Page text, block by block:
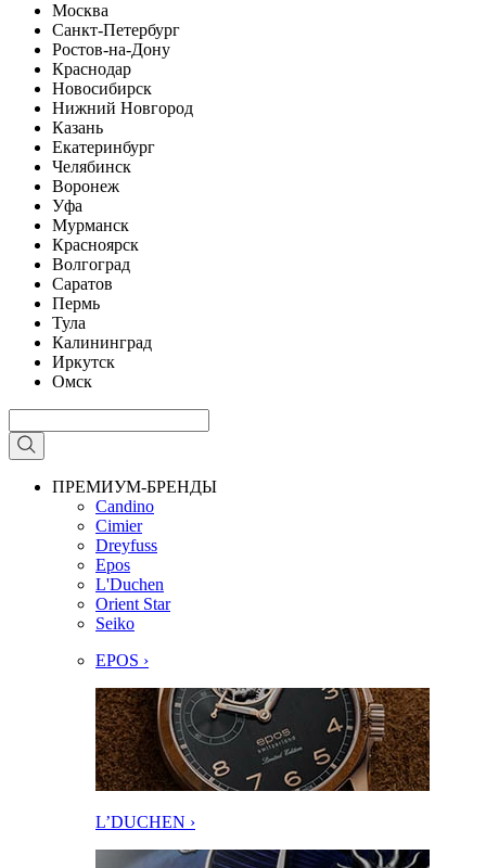
Москва
Санкт-Петербург
Ростов-на-Дону
Краснодар
Новосибирск
Нижний Новгород
Казань
Екатеринбург
Челябинск
Воронеж
Уфа
Мурманск
Красноярск
Волгоград
Саратов
Пермь
Тула
Калининград
Иркутск
Омск
ПРЕМИУМ-БРЕНДЫ
Candino
Cimier
Dreyfuss
Epos
L'Duchen
Orient Star
Seiko
EPOS ›
L’DUCHEN ›